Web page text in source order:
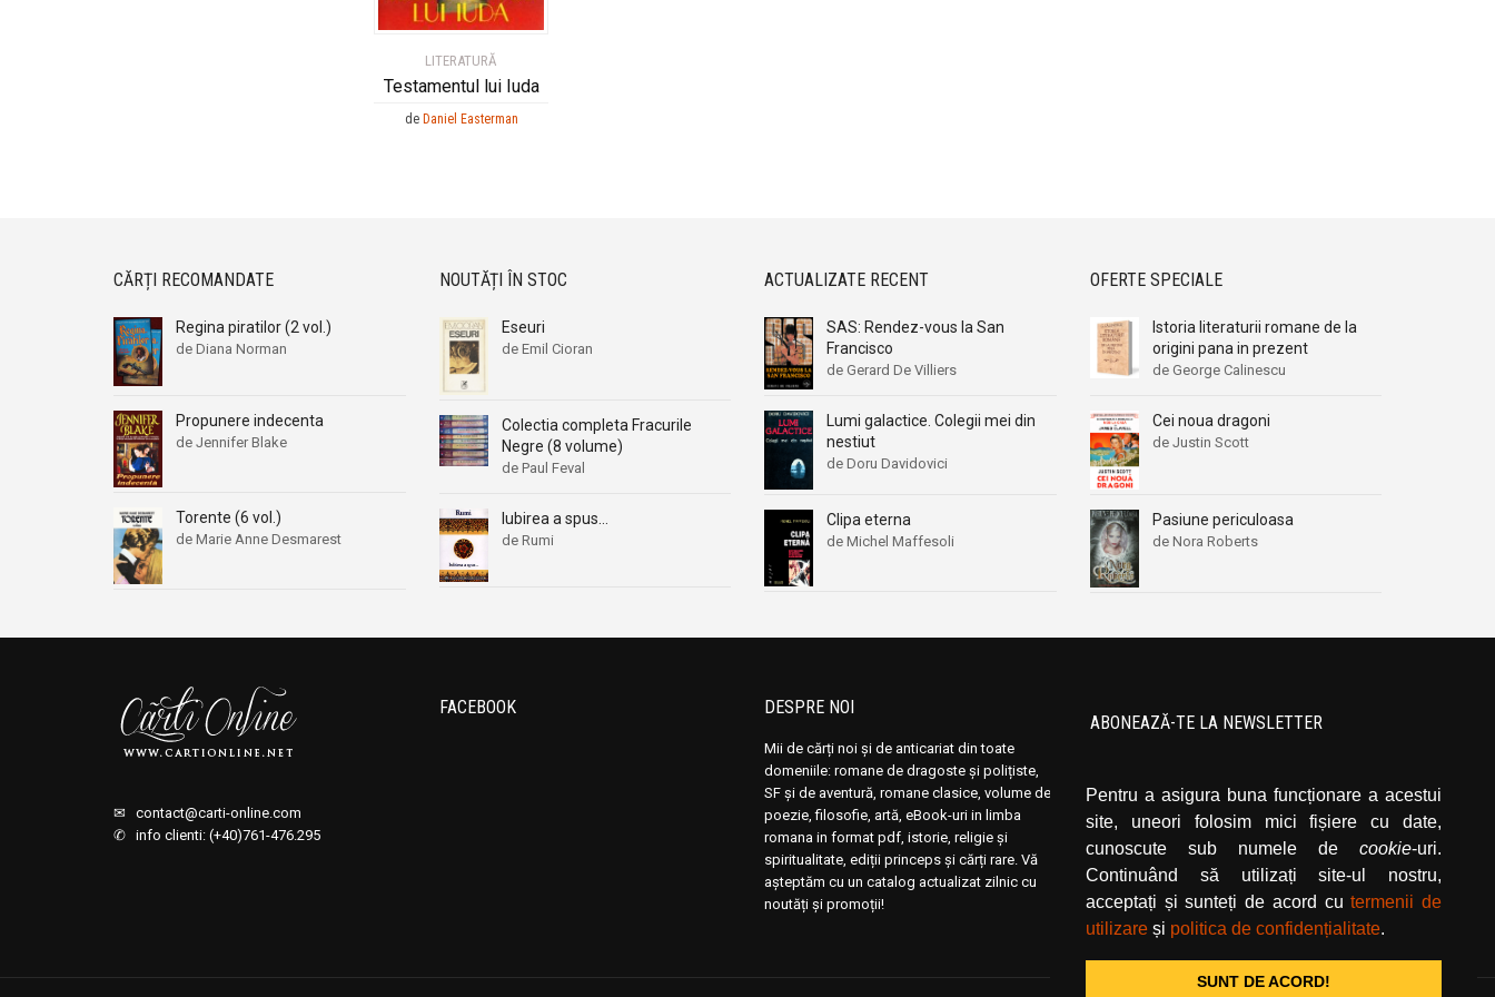
Pentru a asigura buna funcționare a acestui
site, uneori folosim mici fișiere cu date,
cunoscute sub numele de cookie-uri.
Continuând să utilizați site-ul nostru,
acceptați și sunteți de acord cutermenii de
utilizare și politica de confidențialitate.
SUNT DE ACORD!
LITERATURĂ
Testamentul lui Iuda
de Daniel Easterman
CĂRȚI RECOMANDATE
Regina piratilor (2 vol.)
de Diana Norman
Propunere indecenta
de Jennifer Blake
Torente (6 vol.)
de Marie Anne Desmarest
NOUTĂȚI ÎN STOC
Eseuri
de Emil Cioran
Colectia completa Fracurile
Negre (8 volume)
de Paul Feval
Iubirea a spus…
de Rumi
ACTUALIZATE RECENT
SAS: Rendez-vous la San
Francisco
de Gerard De Villiers
Lumi galactice. Colegii mei din
nestiut
de Doru Davidovici
Clipa eterna
de Michel Maffesoli
OFERTE SPECIALE
Istoria literaturii romane de la
origini pana in prezent
de George Calinescu
Cei noua dragoni
de Justin Scott
Pasiune periculoasa
de Nora Roberts
✉ contact@carti-online.com
✆ info clienti: (+40)761-476.295
FACEBOOK DESPRE NOI
Mii de cărți noi și de anticariat din toate
domeniile: romane de dragoste și polițiste,
SF și de aventură, romane clasice, volume de
poezie, filosofie, artă, eBook-uri in limba
romana in format pdf, istorie, religie și
spiritualitate, ediții princeps și cărți rare. Vă
așteptăm cu un catalog actualizat zilnic cu
noutăți și promoții!
ABONEAZĂ-TE LA NEWSLETTER
pe butonul de abonare.